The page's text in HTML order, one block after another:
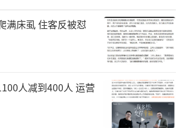
领域（如机器人、生物信息、
知识纵深，形成“AI+领域”的
面，保持对产业动态的敏锐度。
会议论文（如NeurIPS, CVP
企业研究院的技术博客，理解技
满床虱 住客反被怼
人减到400人 运营